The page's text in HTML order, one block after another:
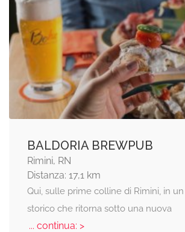
BALDORIA BREWPUB
Rimini, RN
Distanza: 17,1 km
Qui, sulle prime colline di Rimini, in
storico che ritorna sotto una nuova
... continua: >